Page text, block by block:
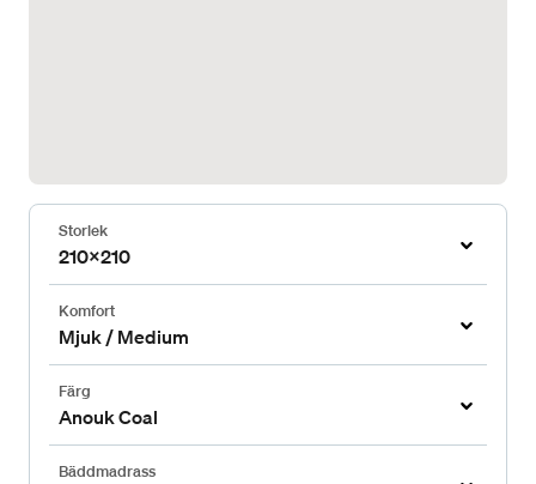
Storlek
210x210
Komfort
Mjuk / Medium
Färg
Anouk Coal
Bäddmadrass